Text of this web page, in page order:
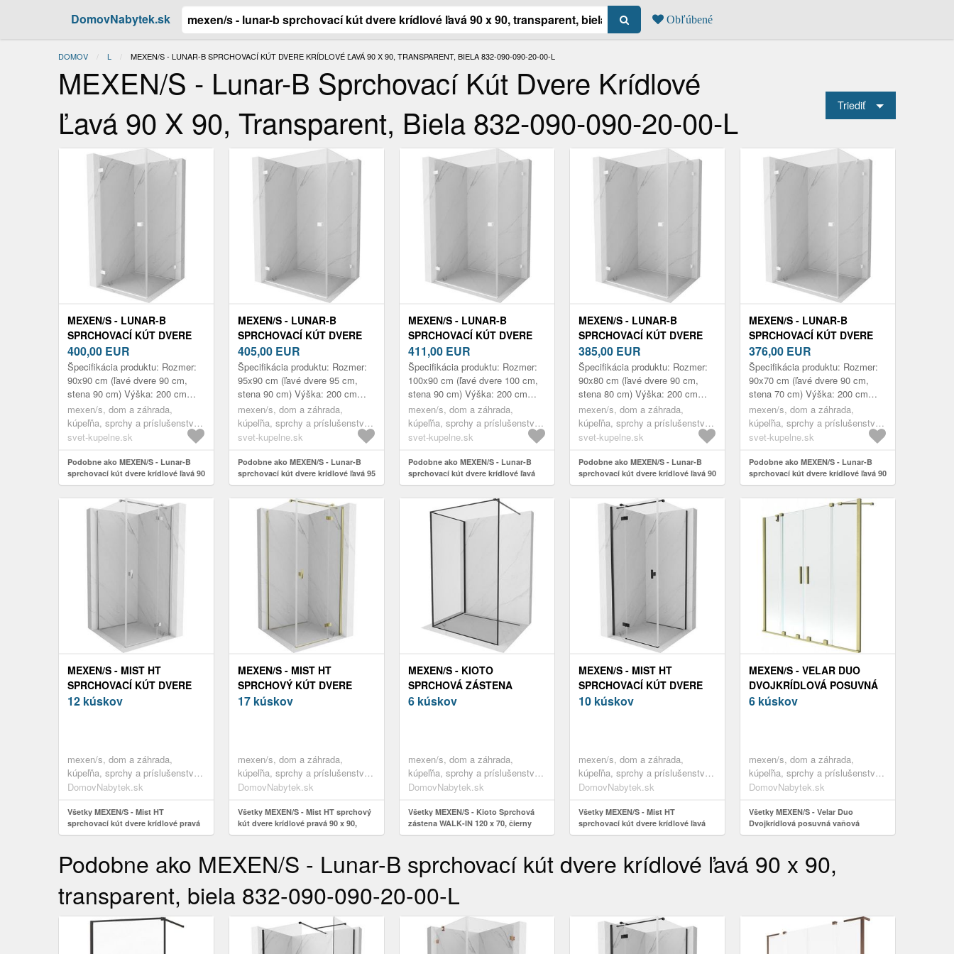
DomovNabytek.sk Obľúbené
DOMOV L ACTUAL:
MEXEN/S - LUNAR-B SPRCHOVACÍ KÚT DVERE KRÍDLOVÉ ĽAVÁ 90 X 90, TRANSPARENT, BIELA 832-090-090-20-00-L
MEXEN/S - Lunar-B Sprchovací Kút Dvere Krídlové
Ľavá 90 X 90, Transparent, Biela 832-090-090-20-00-L
Triediť
MEXEN/S - LUNAR-B
SPRCHOVACÍ KÚT DVERE
KRÍDLOVÉ ĽAVÁ 90 X 90,
TRANSPARENT, BIELA 832-
090-090-20-00-L
400,00 EUR
Špecifikácia produktu: Rozmer:
90x90 cm (ľavé dvere 90 cm,
stena 90 cm) Výška: 200 cm
Strana montáže: Ľavá Vchod:
Dvere s výklopnými krídlami
Farba...
mexen/s, dom a záhrada,
kúpeľňa, sprchy a príslušenstvo,
sprchovacie kúty
svet-kupelne.sk
Podobne ako MEXEN/S - Lunar-B
sprchovací kút dvere krídlové ľavá 90
x 90, transparent, biela 832-090-090-
20-00-L
MEXEN/S - LUNAR-B
SPRCHOVACÍ KÚT DVERE
KRÍDLOVÉ ĽAVÁ 95 X 90,
TRANSPARENT, BIELA 832-
095-090-20-00-L
405,00 EUR
Špecifikácia produktu: Rozmer:
95x90 cm (ľavé dvere 95 cm,
stena 90 cm) Výška: 200 cm
Strana montáže: Ľavá Vchod:
Dvere s výklopnými krídlami
Farba...
mexen/s, dom a záhrada,
kúpeľňa, sprchy a príslušenstvo,
sprchovacie kúty
svet-kupelne.sk
Podobne ako MEXEN/S - Lunar-B
sprchovací kút dvere krídlové ľavá 95
x 90, transparent, biela 832-095-090-
20-00-L
MEXEN/S - LUNAR-B
SPRCHOVACÍ KÚT DVERE
KRÍDLOVÉ ĽAVÁ 100 X 90,
TRANSPARENT, BIELA 832-
100-090-20-00-L
411,00 EUR
Špecifikácia produktu: Rozmer:
100x90 cm (ľavé dvere 100 cm,
stena 90 cm) Výška: 200 cm
Strana montáže: Ľavá Vchod:
Dvere s otočnými pántami Farba
...
mexen/s, dom a záhrada,
kúpeľňa, sprchy a príslušenstvo,
sprchovacie kúty
svet-kupelne.sk
Podobne ako MEXEN/S - Lunar-B
sprchovací kút dvere krídlové ľavá
100 x 90, transparent, biela 832-100-
090-20-00-L
MEXEN/S - LUNAR-B
SPRCHOVACÍ KÚT DVERE
KRÍDLOVÉ ĽAVÁ 90 X 80,
TRANSPARENT, BIELA 832-
090-080-20-00-L
385,00 EUR
Špecifikácia produktu: Rozmer:
90x80 cm (ľavé dvere 90 cm,
stena 80 cm) Výška: 200 cm
Strana montáže: Ľavá Vchod:
Krídlové dvere Farba skla:
Priehľ...
mexen/s, dom a záhrada,
kúpeľňa, sprchy a príslušenstvo,
sprchovacie kúty
svet-kupelne.sk
Podobne ako MEXEN/S - Lunar-B
sprchovací kút dvere krídlové ľavá 90
x 80, transparent, biela 832-090-080-
20-00-L
MEXEN/S - LUNAR-B
SPRCHOVACÍ KÚT DVERE
KRÍDLOVÉ ĽAVÁ 90 X 70,
TRANSPARENT, BIELA 832-
090-070-20-00-L
376,00 EUR
Špecifikácia produktu: Rozmer:
90x70 cm (ľavé dvere 90 cm,
stena 70 cm) Výška: 200 cm
Strana montáže: Ľavá Vchod:
Krídlové dvere Farba skla:
Priehľ...
mexen/s, dom a záhrada,
kúpeľňa, sprchy a príslušenstvo,
sprchovacie kúty
svet-kupelne.sk
Podobne ako MEXEN/S - Lunar-B
sprchovací kút dvere krídlové ľavá 90
x 70, transparent, biela 832-090-070-
20-00-L
MEXEN/S - MIST HT
SPRCHOVACÍ KÚT DVERE
KRÍDLOVÉ PRAVÁ 110 X
12 kúskov
mexen/s, dom a záhrada,
kúpeľňa, sprchy a príslušenstvo,
sprchovacie kúty
DomovNabytek.sk
Všetky MEXEN/S - Mist HT
sprchovací kút dvere krídlové pravá
110 x 110, transparent, chróm 8A5T-
MEXEN/S - MIST HT
SPRCHOVÝ KÚT DVERE
KRÍDLOVÉ PRAVÁ 90 X 90,
17 kúskov
mexen/s, dom a záhrada,
kúpeľňa, sprchy a príslušenstvo,
sprchovacie kúty
DomovNabytek.sk
Všetky MEXEN/S - Mist HT sprchový
kút dvere krídlové pravá 90 x 90,
transparent, zlato 8A5T-090-090-50-
MEXEN/S - KIOTO
SPRCHOVÁ ZÁSTENA
WALK-IN 120 X 70, ČIERNY
6 kúskov
mexen/s, dom a záhrada,
kúpeľňa, sprchy a príslušenstvo,
sprchové dvere
DomovNabytek.sk
Všetky MEXEN/S - Kioto Sprchová
zástena WALK-IN 120 x 70, čierny
vzor, čierna 800-120-212-70-70-070
MEXEN/S - MIST HT
SPRCHOVACÍ KÚT DVERE
KRÍDLOVÉ ĽAVÁ 100 X 100,
10 kúskov
mexen/s, dom a záhrada,
kúpeľňa, sprchy a príslušenstvo,
sprchovacie kúty
DomovNabytek.sk
Všetky MEXEN/S - Mist HT
sprchovací kút dvere krídlové ľavá
100 x 100, transparent, čierna 8A5T-
MEXEN/S - VELAR DUO
DVOJKRÍDLOVÁ POSUVNÁ
VAŇOVÁ ZÁSTENA 150 X
6 kúskov
mexen/s, dom a záhrada,
kúpeľňa, sprchy a príslušenstvo,
sprchové dvere
DomovNabytek.sk
Všetky MEXEN/S - Velar Duo
Dvojkrídlová posuvná vaňová
zástena 150 x 150, transparent, zlatá
Podobne ako MEXEN/S - Lunar-B sprchovací kút dvere krídlové ľavá 90 x 90,
transparent, biela 832-090-090-20-00-L